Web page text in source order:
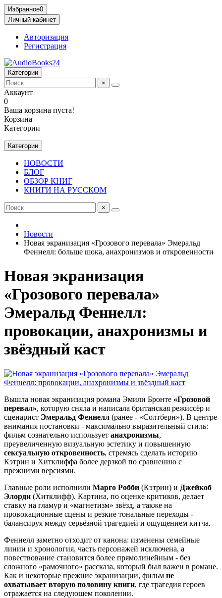
Избранное0
Личный кабинет
Авторизация
Регистрация
Категории
×
Аккаунт
0
Ваша корзина пуста!
Корзина
Категории
Категории
НОВОСТИ
БЛОГ
ОБЗОР КНИГ
КНИГИ НА РУССКОМ
×
Новости
Новая экранизация «Грозового перевала» Эмеральд
Феннелл: больше шока, анахронизмов и откровенности
Новая экранизация
«Грозового перевала»
Эмеральд Феннелл:
провокации, анахронизмы и
звёздный каст
Вышла новая экранизация романа Эмили Бронте «Грозовой
перевал», которую сняла и написала британская режиссёр и
сценарист Эмеральд Феннелл (ранее - «Солтберн»). В центре
внимания постановки - максимально выразительный стиль:
фильм сознательно использует анахронизмы,
преувеличенную визуальную эстетику и повышенную
сексуальную откровенность, стремясь сделать историю
Кэтрин и Хитклиффа более дерзкой по сравнению с
прежними версиями.
Главные роли исполнили Марго Робби (Кэтрин) и Джейкоб
Элорди (Хитклифф). Картина, по оценке критиков, делает
ставку на гламур и «магнетизм» звёзд, а также на
провокационные сцены и резкие тональные переходы -
балансируя между серьёзной трагедией и ощущением китча.
Феннелл заметно отходит от канона: изменены семейные
линии и хронология, часть персонажей исключена, а
повествование становится более прямолинейным - без
сложного «рамочного» рассказа, который был важен в романе.
Как и некоторые прежние экранизации, фильм не
охватывает вторую половину книги, где трагедия героев
отражается на следующем поколении.